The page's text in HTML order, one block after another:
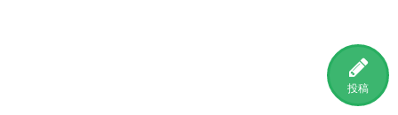
投稿